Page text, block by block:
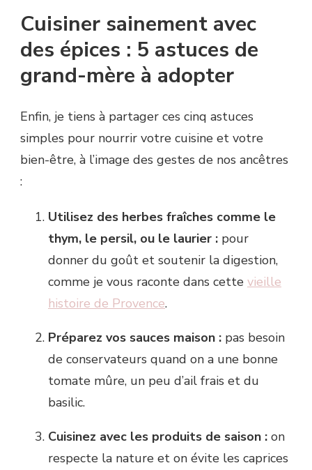
Cuisiner sainement avec
des épices : 5 astuces de
grand-mère à adopter
Enfin, je tiens à partager ces cinq astuces
simples pour nourrir votre cuisine et votre
bien-être, à l’image des gestes de nos ancêtres
:
Utilisez des herbes fraîches comme le
thym, le persil, ou le laurier : pour
donner du goût et soutenir la digestion,
comme je vous raconte dans cette vieille
histoire de Provence.
Préparez vos sauces maison : pas besoin
de conservateurs quand on a une bonne
tomate mûre, un peu d’ail frais et du
basilic.
Cuisinez avec les produits de saison : on
respecte la nature et on évite les caprices